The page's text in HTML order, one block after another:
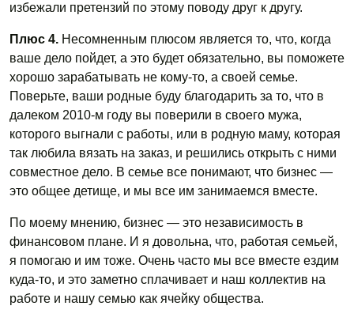
избежали претензий по этому поводу друг к другу.
Плюс 4. Несомненным плюсом является то, что, когда
ваше дело пойдет, а это будет обязательно, вы поможете
хорошо зарабатывать не кому-то, а своей семье.
Поверьте, ваши родные буду благодарить за то, что в
далеком 2010-м году вы поверили в своего мужа,
которого выгнали с работы, или в родную маму, которая
так любила вязать на заказ, и решились открыть с ними
совместное дело. В семье все понимают, что бизнес —
это общее детище, и мы все им занимаемся вместе.
По моему мнению, бизнес — это независимость в
финансовом плане. И я довольна, что, работая семьей,
я помогаю и им тоже. Очень часто мы все вместе ездим
куда-то, и это заметно сплачивает и наш коллектив на
работе и нашу семью как ячейку общества.